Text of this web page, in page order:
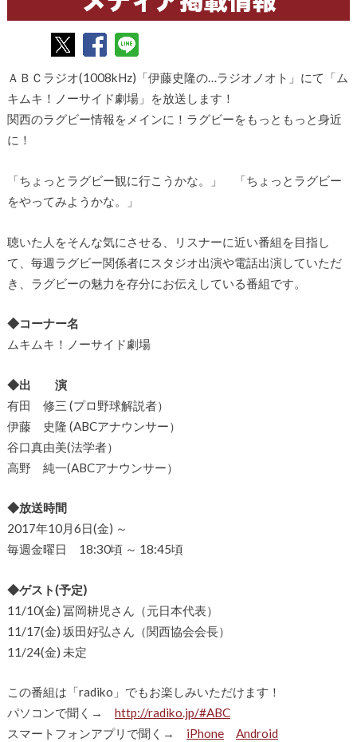
ＡＢＣラジオ(1008kHz)「伊藤史隆の…ラジオノオト」にて「ム
キムキ！ノーサイド劇場」を放送します！
関西のラグビー情報をメインに！ラグビーをもっともっと身近
に！
「ちょっとラグビー観に行こうかな。」 「ちょっとラグビー
をやってみようかな。」
聴いた人をそんな気にさせる、リスナーに近い番組を目指し
て、毎週ラグビー関係者にスタジオ出演や電話出演していただ
き、ラグビーの魅力を存分にお伝えしている番組です。
◆コーナー名
ムキムキ！ノーサイド劇場
◆出 演
有田 修三 (プロ野球解説者）
伊藤 史隆 (ABCアナウンサー）
谷口真由美(法学者）
高野 純一(ABCアナウンサー）
◆放送時間
2017年10月6日(金) ～
毎週金曜日 18:30頃 ～ 18:45頃
◆ゲスト(予定)
11/10(金) 冨岡耕児さん（元日本代表）
11/17(金) 坂田好弘さん（関西協会会長）
11/24(金) 未定
この番組は「radiko」でもお楽しみいただけます！
パソコンで聞く→ http://radiko.jp/#ABC
スマートフォンアプリで聞く→ iPhone Android